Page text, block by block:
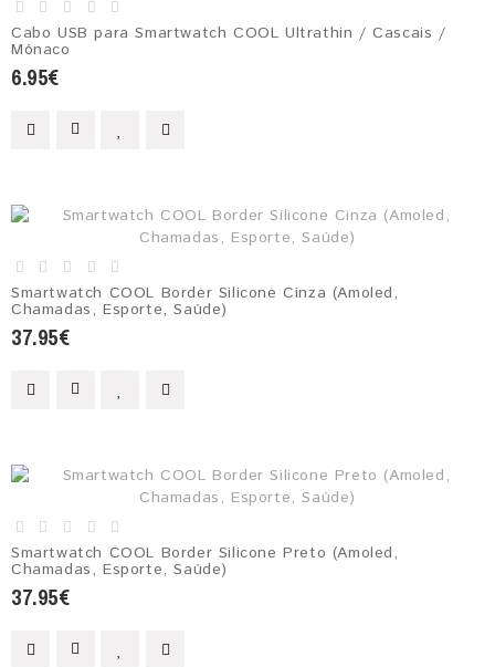
Cabo USB para Smartwatch COOL Ultrathin / Cascais /
Mónaco
6.95€
Smartwatch COOL Border Silicone Cinza (Amoled,
Chamadas, Esporte, Saúde)
37.95€
Smartwatch COOL Border Silicone Preto (Amoled,
Chamadas, Esporte, Saúde)
37.95€